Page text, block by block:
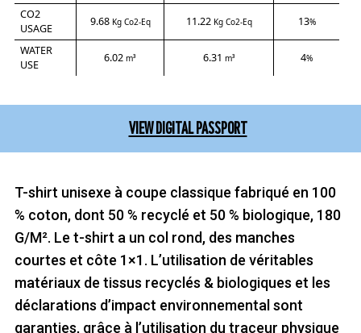
CO2
USAGE
9.68 Kg Co2-Eq 11.22 Kg Co2-Eq 13%
WATER
USE
6.02 m³ 6.31 m³ 4%
VIEW DIGITAL PASSPORT
T-shirt unisexe à coupe classique fabriqué en 100
% coton, dont 50 % recyclé et 50 % biologique, 180
G/M². Le t-shirt a un col rond, des manches
courtes et côte 1×1. L’utilisation de véritables
matériaux de tissus recyclés & biologiques et les
déclarations d’impact environnemental sont
garanties, grâce à l’utilisation du traceur physique